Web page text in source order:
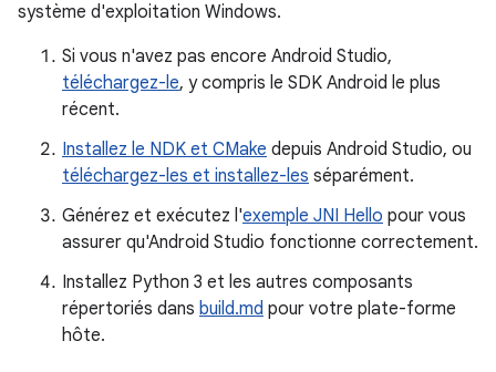
système d'exploitation Windows.
Si vous n'avez pas encore Android Studio,
téléchargez-le, y compris le SDK Android le plus
récent.
Installez le NDK et CMake depuis Android Studio, ou
téléchargez-les et installez-les séparément.
Générez et exécutez l'exemple JNI Hello pour vous
assurer qu'Android Studio fonctionne correctement.
Installez Python 3 et les autres composants
répertoriés dans build.md pour votre plate-forme
hôte.